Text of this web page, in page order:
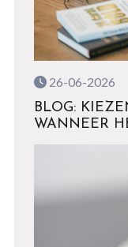
26-06-2026
BLOG:
WANNEER